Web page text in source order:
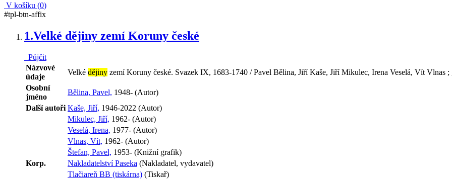
V košíku (0)
#tpl-btn-affix
1.Velké dějiny zemí Koruny české
Půjčit
Názvové
údaje
Velké dějiny zemí Koruny české. Svazek IX, 1683-1740 / Pavel Bělina, Jiří Kaše, Jiří Mikulec, Irena Veselá, Vít Vlnas ;
Osobní
jméno
Bělina, Pavel, 1948- (Autor)
Další autoři Kaše, Jiří, 1946-2022 (Autor)
Mikulec, Jiří, 1962- (Autor)
Veselá, Irena, 1977- (Autor)
Vlnas, Vít, 1962- (Autor)
Štefan, Pavel, 1953- (Knižní grafik)
Korp.
Nakladatelství Paseka (Nakladatel, vydavatel)
Tlačiareň BB (tiskárna) (Tiskař)